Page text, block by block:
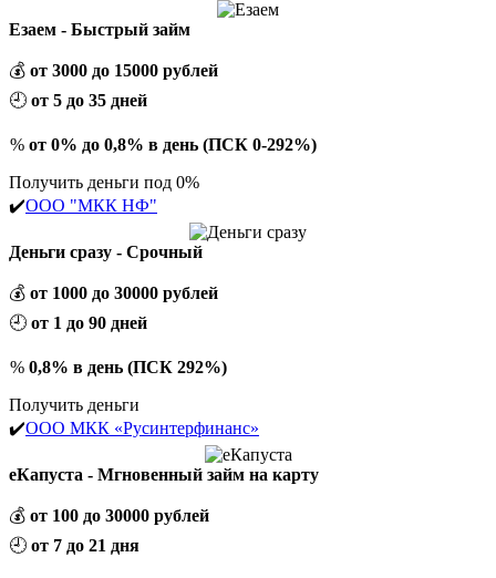
Езаем - Быстрый займ
💰 от 3000 до 15000 рублей
🕘 от 5 до 35 дней
% от 0% до 0,8% в день (ПСК 0-292%)
Получить деньги под 0%
✔️ООО "МКК НФ"
Деньги сразу - Срочный
💰 от 1000 до 30000 рублей
🕘 от 1 до 90 дней
% 0,8% в день (ПСК 292%)
Получить деньги
✔️ООО МКК «Русинтерфинанс»
еКапуста - Мгновенный займ на карту
💰 от 100 до 30000 рублей
🕘 от 7 до 21 дня